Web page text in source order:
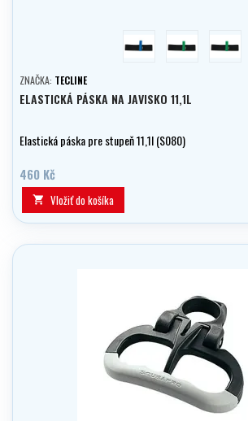
modrá zelená
ZNAČKA: TECLINE
ELASTICKÁ PÁSKA NA JAVISKO 11,1L
Elastická páska pre stupeň 11,1l (S080)
460 Kč
 Vložiť do košíka